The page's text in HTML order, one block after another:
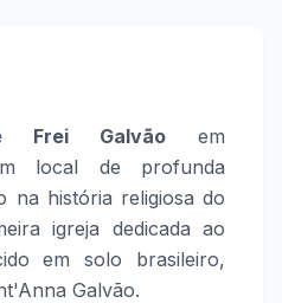
Frei Galvão em
local de profunda
na história religiosa do
igreja dedicada ao
em solo brasileiro,
Galvão.